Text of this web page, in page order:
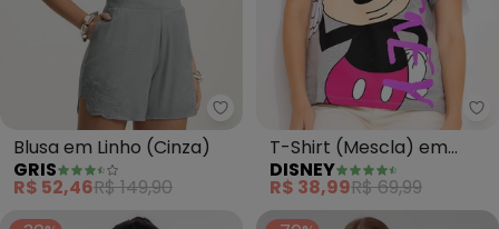
Gris - Blusa em Linho (Cinza)
Blusa em Linho (Cinza)
GRIS
R$ 52,46R$ 149,90
T-Shirt (Mescla) em
Malha de Algodão
Penteado
DISNEY
R$ 38,99R$ 69,99